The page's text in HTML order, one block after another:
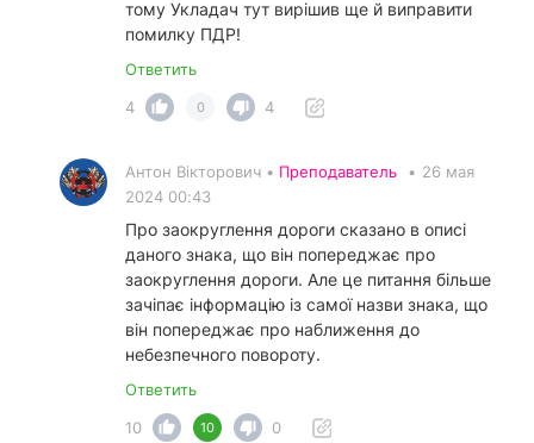
тому Укладач тут вирішив ще й виправити
помилку ПДР!
Ответить
4
0 4
Антон Вікторович • Преподаватель • 26 мая
2024 00:43
Про заокруглення дороги сказано в описі
даного знака, що він попереджає про
заокруглення дороги. Але це питання більше
зачіпає інформацію із самої назви знака, що
він попереджає про наближення до
небезпечного повороту.
Ответить
10
10 0